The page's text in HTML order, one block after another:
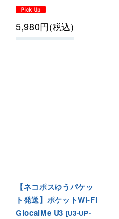
5,980円(税込)
【ネコポスゆうパケッ
ト発送】ポケットWi-Fi
GlocalMe U3 [U3-UP-